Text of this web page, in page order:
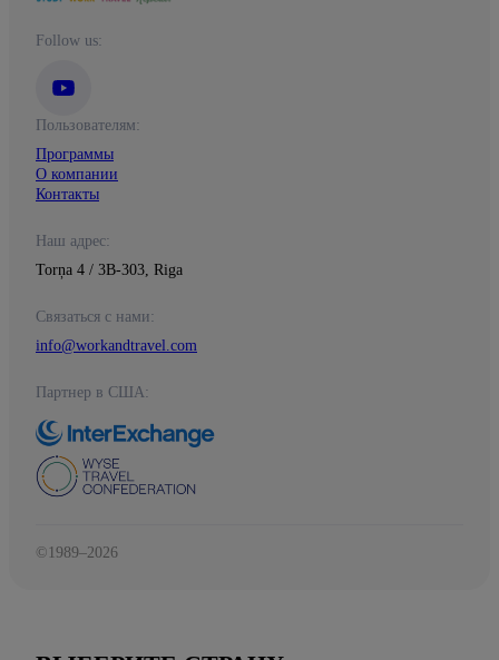
Follow us:
Пользователям:
Программы
О компании
Контакты
Наш адрес:
Torņa 4 / 3B-303, Riga
Связаться с нами:
info@workandtravel.com
Партнер в США:
©1989–2026